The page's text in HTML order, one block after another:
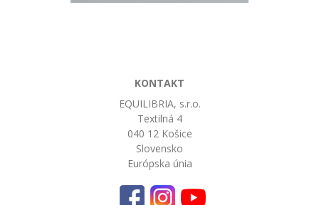
KONTAKT
EQUILIBRIA, s.r.o.
Textilná 4
040 12 Košice
Slovensko
Európska únia